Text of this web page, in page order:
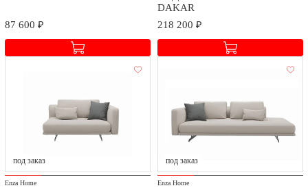
Мы заботимся о безопасности доставки и качестве сборки
приобретаемых товаров.
Стоимость доставки и сборки оговаривается при заключении
договора в зависимости от географического расположения.
87 600 ₽
DAKAR
218 200 ₽
под заказ
Enza Home
под заказ
Enza Home